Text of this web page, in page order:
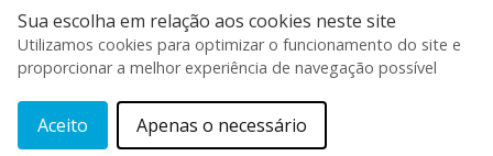
Sua escolha em relação aos cookies neste site
Utilizamos cookies para optimizar o funcionamento do site e
proporcionar a melhor experiência de navegação possível
Aceito Apenas o necessário
ocorre sob licença transitória concedida pela
Kaplan, Inc.Saiba mais